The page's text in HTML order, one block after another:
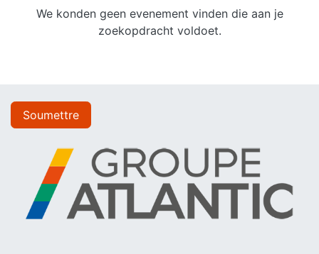
We konden geen evenement vinden die aan je
zoekopdracht voldoet.
Soumettre